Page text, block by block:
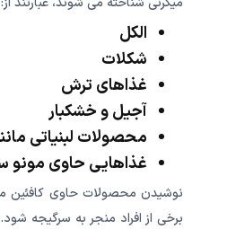
الکل
شکلات
غذاهای ترش
آجیل و خشکبار
محصولات لبنیاتی
غذاهایی حاوی مونو
نوشیدن محصولات حاوی کافئین
برخی از افراد منجر به سرگیجه